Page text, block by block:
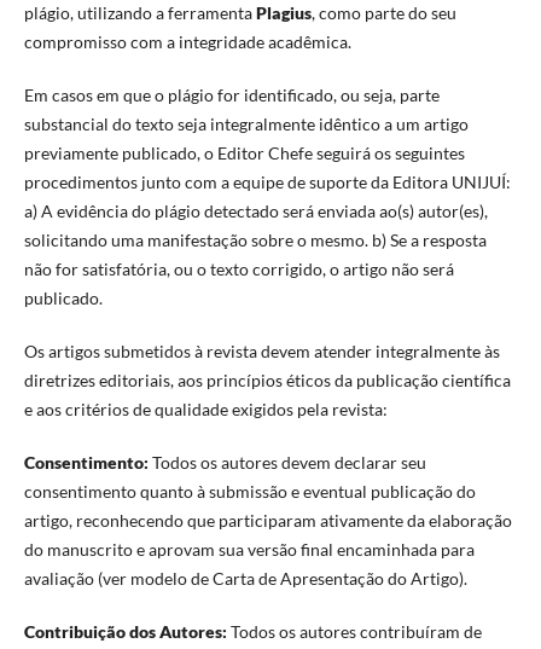
plágio, utilizando a ferramentaPlagius, como parte do seu
compromisso com a integridade acadêmica.
Em casos em que o plágio for identificado, ou seja, parte
substancial do texto seja integralmente idêntico a um artigo
previamente publicado, o Editor Chefe seguirá os seguintes
procedimentos junto com a equipe de suporte da Editora UNIJUÍ:
a) A evidência do plágio detectado será enviada ao(s) autor(es),
solicitando uma manifestação sobre o mesmo. b) Se a resposta
não for satisfatória, ou o texto corrigido, o artigo não será
publicado.
Os artigos submetidos à revista devem atender integralmente às
diretrizes editoriais, aos princípios éticos da publicação científica
e aos critérios de qualidade exigidos pela revista:
Consentimento: Todos os autores devem declarar seu
consentimento quanto à submissão e eventual publicação do
artigo, reconhecendo que participaram ativamente da elaboração
do manuscrito e aprovam sua versão final encaminhada para
avaliação (ver modelo de Carta de Apresentação do Artigo).
Contribuição dos Autores: Todos os autores contribuíram de